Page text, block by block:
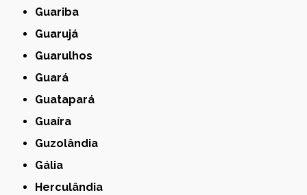
Guariba
Guarujá
Guarulhos
Guará
Guatapará
Guaíra
Guzolândia
Gália
Herculândia